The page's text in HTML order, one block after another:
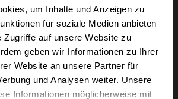
um Inhalte und Anzeigen zu
für soziale Medien anbieten
Zugriffe auf unsere Website zu
geben wir Informationen zu Ihrer
Website an unsere Partner für
und Analysen weiter. Unsere
Informationen möglicherweise mit
Öffnet in
5h 9m
07:15 - 12:00
13:00 - 16:45
09:00 - 15:00